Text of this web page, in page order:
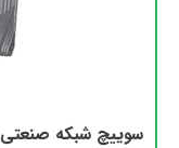
سوییچ شبکه صنعتی KORENIX JetNet 5212GP-2C2F-U